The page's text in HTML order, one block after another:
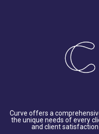
Curve offers a
the unique needs of every
and client